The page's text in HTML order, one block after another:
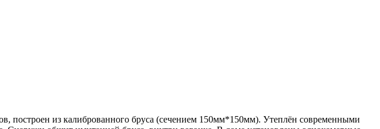
построен из калиброванного бруса (сечением 150мм*150мм). Утеплён современными